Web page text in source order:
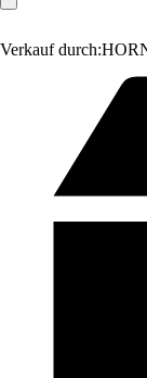
Verkauf durch: